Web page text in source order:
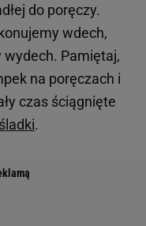
do poręczy.
wdech,
Pamiętaj,
na poręczach i
czas ściągnięte
.